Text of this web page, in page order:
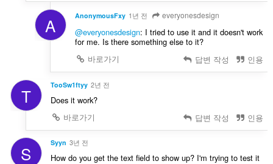
A AnonymousFxy 1년 전 everyonesdesign
@everyonesdesign: I tried to use it and it doesn't work
for me. Is there something else to it?
바로가기
답변 작성 인용
T TooSw1ftyy 2년 전
Does it work?
바로가기
답변 작성 인용
S Syyn 3년 전
How do you get the text field to show up? I'm trying to test it